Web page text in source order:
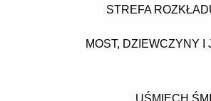
STREFA
MOST, DZIEWCZYNY
UŚMIECH